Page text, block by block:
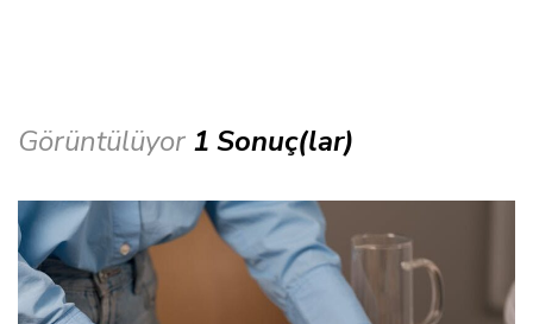
Görüntülüyor 1 Sonuç(lar)